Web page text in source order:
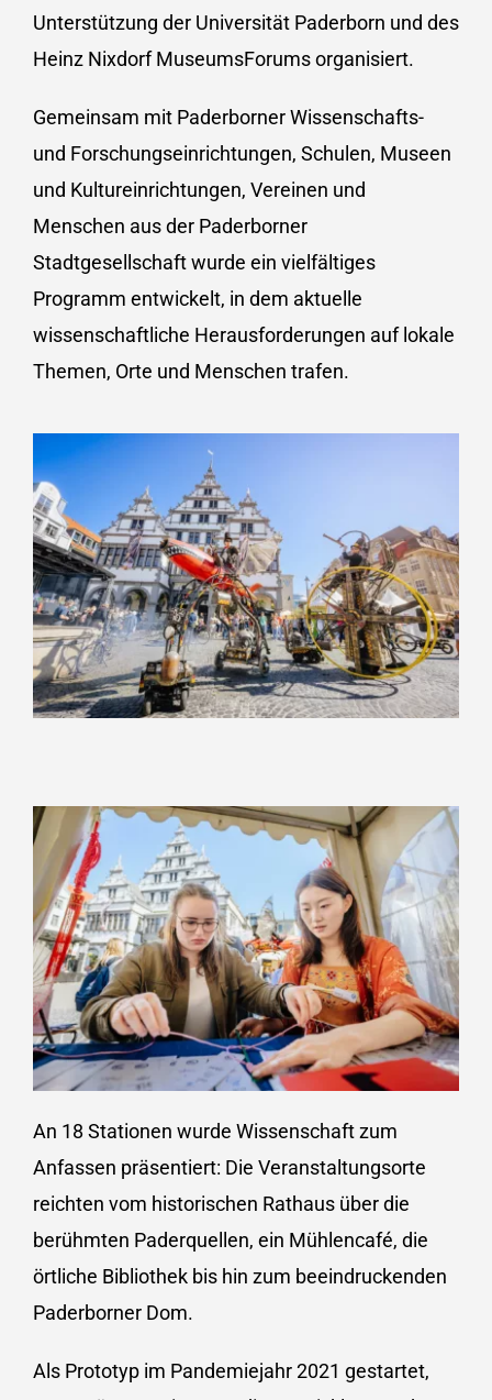
Unterstützung der Universität Paderborn und des
Heinz Nixdorf MuseumsForums organisiert.
Gemeinsam mit Paderborner Wissenschafts-
und Forschungseinrichtungen, Schulen, Museen
und Kultureinrichtungen, Vereinen und
Menschen aus der Paderborner
Stadtgesellschaft wurde ein vielfältiges
Programm entwickelt, in dem aktuelle
wissenschaftliche Herausforderungen auf lokale
Themen, Orte und Menschen trafen.
An 18 Stationen wurde Wissenschaft zum
Anfassen präsentiert: Die Veranstaltungsorte
reichten vom historischen Rathaus über die
berühmten Paderquellen, ein Mühlencafé, die
örtliche Bibliothek bis hin zum beeindruckenden
Paderborner Dom.
Als Prototyp im Pandemiejahr 2021 gestartet,